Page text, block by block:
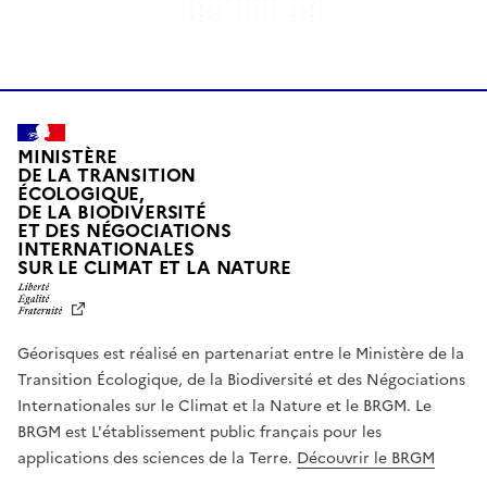
MINISTÈRE
DE LA TRANSITION
ÉCOLOGIQUE,
DE LA BIODIVERSITÉ
ET DES NÉGOCIATIONS
INTERNATIONALES
SUR LE CLIMAT ET LA NATUREL
T
É
,
É
G
A
L
Géorisques est réalisé en partenariat entre le Ministère de la
Transition Écologique, de la Biodiversité et des Négociations
Internationales sur le Climat et la Nature et le BRGM. Le
BRGM est L'établissement public français pour les
applications des sciences de la Terre. Découvrir le BRGM